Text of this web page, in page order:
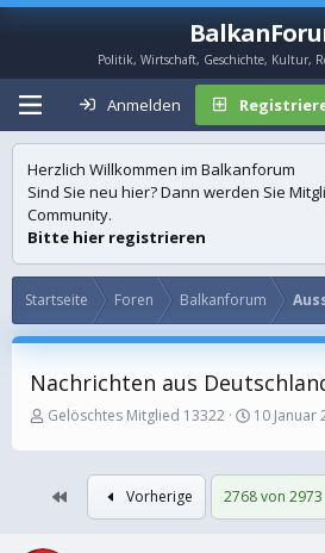
Politik, Wirtschaft, Geschichte, Kultur,
Anmelden
Herzlich Willkommen im Balkanforum
Sind Sie neu hier? Dann werden Sie
Community.
Bitte hier registrieren
Startseite Foren Balkanforum
Nachrichten aus
E
s
e
Gelöschtes Mitglied 13322
E
s
t
e
l
10 Januar
Vorherige 2768 von 2973